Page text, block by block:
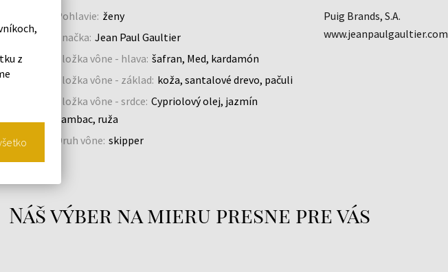
Pohlavie: ženy
Značka: Jean Paul Gaultier
Zložka vône - hlava: šafran, Med, kardamón
Zložka vône - základ: koža, santalové drevo, pačuli
Zložka vône - srdce: Cypriolový olej, jazmín
Sambac, ruža
Druh vône: skipper
Puig Brands, S.A.
www.jeanpaulgaultier.com
Náš výber na mieru presne pre vás
z